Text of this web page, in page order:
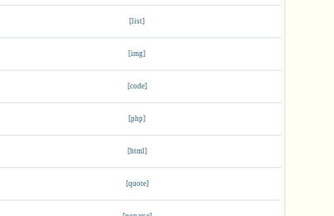
[list]
[img]
[code]
[php]
[html]
[quote]